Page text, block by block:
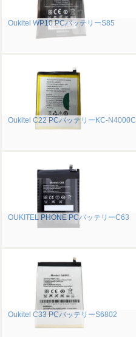
Oukitel WP10 PCバッテリーS85
Oukitel C22 PCバッテリーKC-N4000C
OUKITEL PHONE PCバッテリーC63
Oukitel C33 PCバッテリーS6802